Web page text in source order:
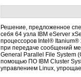
Решение, предложенное
себя 64 узла IBM eServer
процессоров Intel® Itanium®
при передаче сообщений
General Parallel File System
помощью ПО IBM Cluster
управлением Linux,